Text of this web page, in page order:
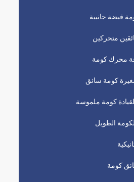
قبضة جانبية
متحركين
كومة سائق
كومة ملموسة
الطويل
كومة